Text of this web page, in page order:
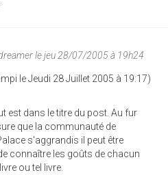
le jeu 28/07/2005 à 19h24
le Jeudi 28 Juillet 2005 à 19:17)
est dans le titre du post. Au fur
que la communauté de
s'aggrandis il peut être
connaître les goûts de chacun
ou tel livre.